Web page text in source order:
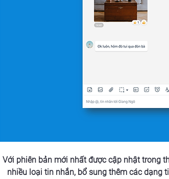
Với phiên bản mới nhất được cập nhật trong
nhiều loại tin nhắn, bổ sung thêm các dạng